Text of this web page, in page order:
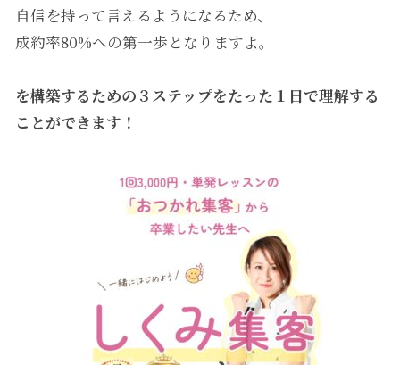
自信を持って言えるようになるため、
成約率80%への第一歩となりますよ。
を構築するための３ステップをたった１日で理解する
ことができます！